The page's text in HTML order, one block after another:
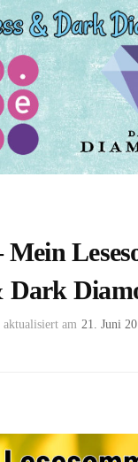
Dark
aktualisiert am 21. Juni